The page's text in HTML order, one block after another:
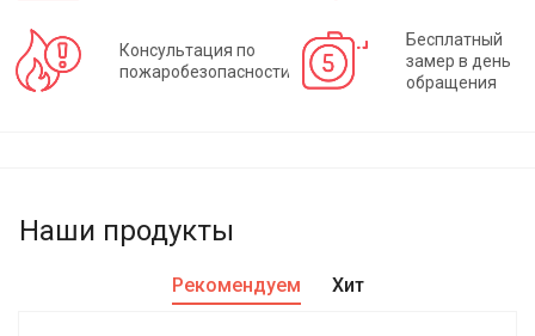
Консультация по
пожаробезопасности
Бесплатный
замер в день
обращения
Наши продукты
Рекомендуем Хит